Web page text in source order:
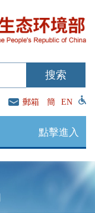
郵箱 簡 EN
點擊進入